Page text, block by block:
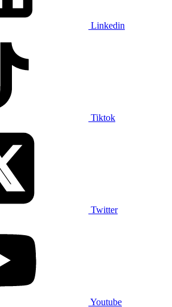
Linkedin
Tiktok
Twitter
Youtube